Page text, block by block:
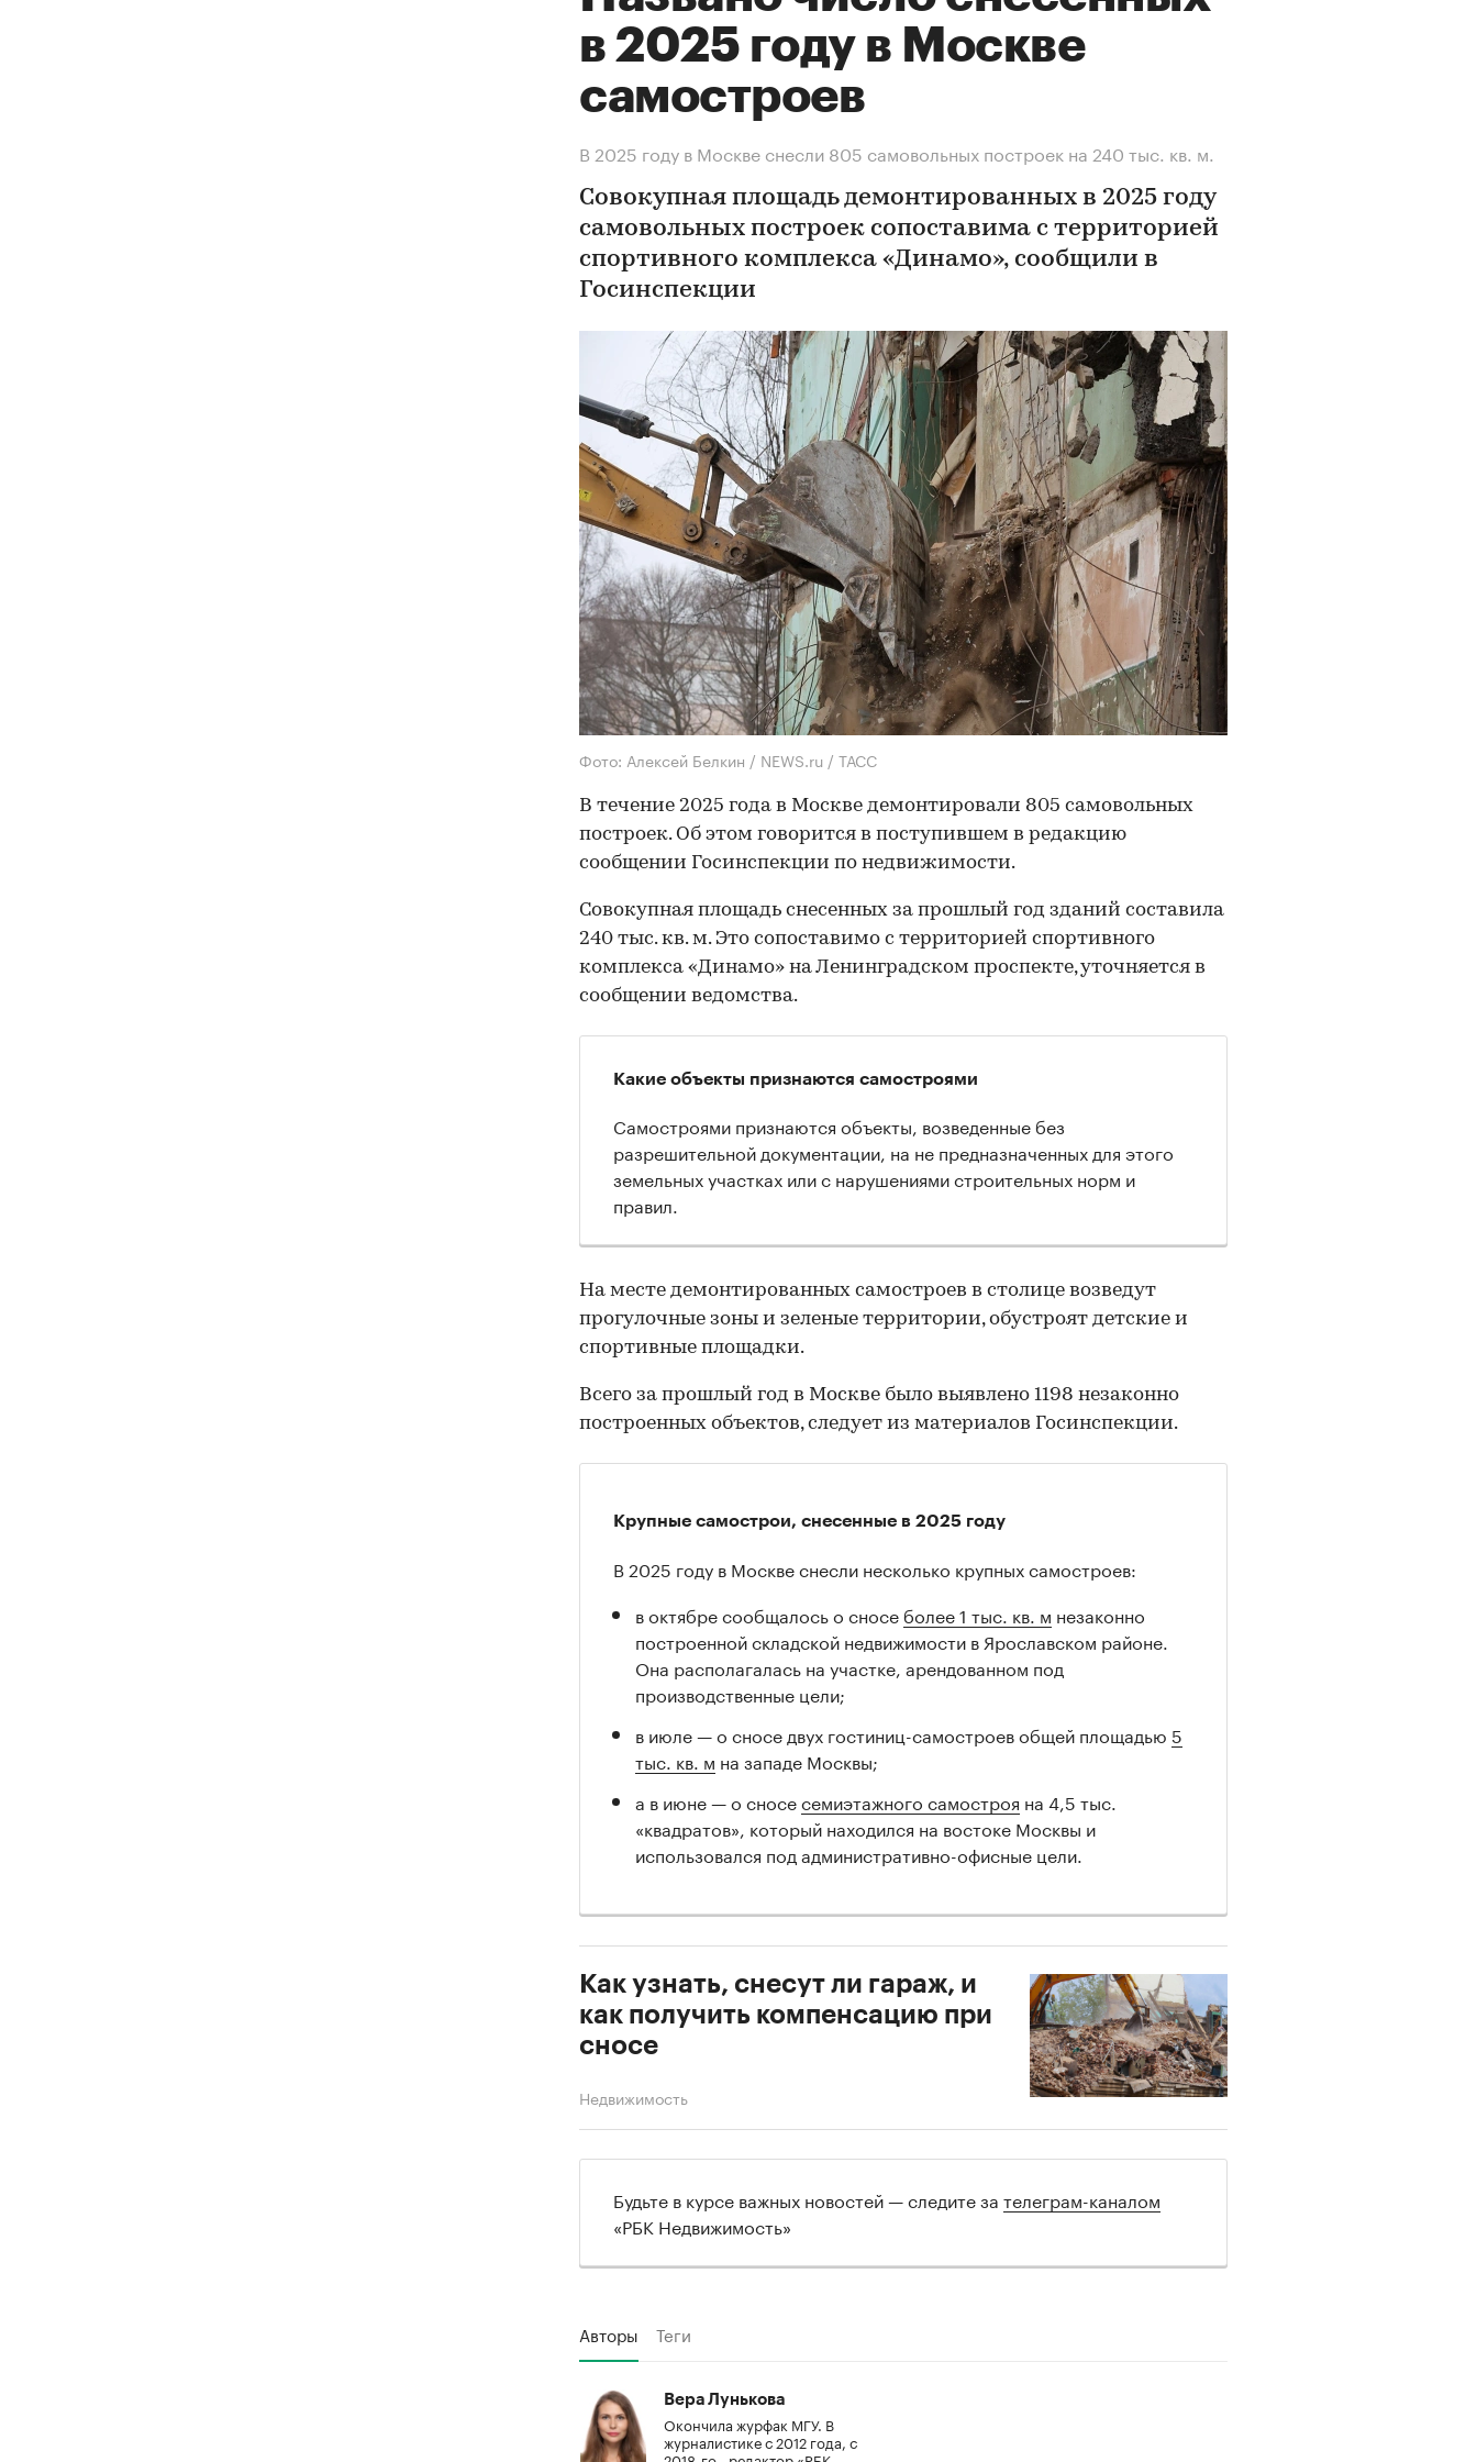
в 2025 году в Москве
самостроев
В 2025 году в Москве снесли 805 самовольных построек на 240 тыс. кв. м.
Совокупная площадь демонтированных в 2025 году
самовольных построек сопоставима с территорией
спортивного комплекса «Динамо», сообщили в
Госинспекции
Фото: Алексей Белкин / NEWS.ru / ТАСС
В течение 2025 года в Москве демонтировали 805 самовольных
построек. Об этом говорится в поступившем в редакцию
сообщении Госинспекции по недвижимости.
Совокупная площадь снесенных за прошлый год зданий составила
240 тыс. кв. м. Это сопоставимо с территорией спортивного
комплекса «Динамо» на Ленинградском проспекте, уточняется в
сообщении ведомства.
Какие объекты признаются самостроями
Самостроями признаются объекты, возведенные без
разрешительной документации, на не предназначенных для этого
земельных участках или с нарушениями строительных норм и
правил.
На месте демонтированных самостроев в столице возведут
прогулочные зоны и зеленые территории, обустроят детские и
спортивные площадки.
Всего за прошлый год в Москве было выявлено 1198 незаконно
построенных объектов, следует из материалов Госинспекции.
Крупные самострои, снесенные в 2025 году
В 2025 году в Москве снесли несколько крупных самостроев:
в октябре сообщалось о сносеболее 1 тыс. кв. м незаконно
построенной складской недвижимости в Ярославском районе.
Она располагалась на участке, арендованном под
производственные цели;
в июле — о сносе двух гостиниц-самостроев общей площадью 5
тыс. кв. м на западе Москвы;
а в июне — о сносесемиэтажного самостроя на 4,5 тыс.
«квадратов», который находился на востоке Москвы и
использовался под административно-офисные цели.
Как узнать, снесут ли гараж, и
как получить компенсацию при
сносе
Недвижимость
Будьте в курсе важных новостей — следите за телеграм-каналом
«РБК Недвижимость»
Авторы Теги
Вера Лунькова
Окончила журфак МГУ. В
журналистике с 2012 года, с